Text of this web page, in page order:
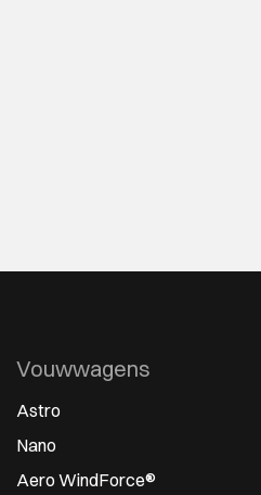
Vouwwagens
Astro
Nano
Aero WindForce®